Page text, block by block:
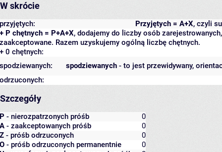
W skrócie
Przyjętych = A+X, czyli
przyjętych:
+ P chętnych = P+A+X, dodajemy do liczby osób
zaakceptowane. Razem uzyskujemy ogólną liczbę chętnych.
+ 0 chętnych:
spodziewanych - to jest przewidywany,
spodziewanych:
odrzuconych:
Szczegóły
P - nierozpatrzonych próśb
0
A - zaakceptowanych próśb
0
Z - próśb odrzuconych
0
O - próśb odrzuconych permanentnie
0